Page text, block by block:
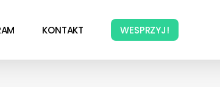
KONTAKT WESPRZYJ!